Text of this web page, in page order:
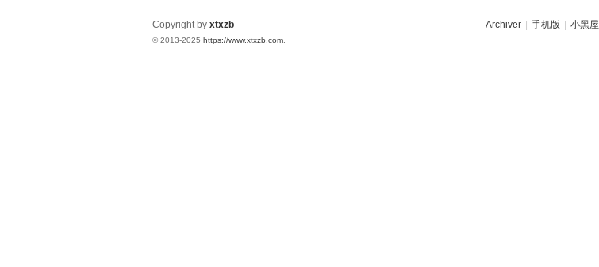
Archiver 手机版 小黑屋
Copyright by xtxzb
© 2013-2025 https://www.xtxzb.com